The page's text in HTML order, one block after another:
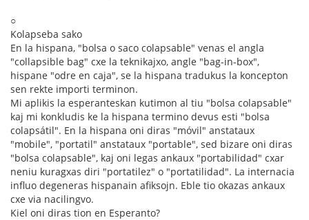
○
Kolapseba sako
En la hispana, "bolsa o saco colapsable" venas el angla
"collapsible bag" cxe la teknikajxo, angle "bag-in-box",
hispane "odre en caja", se la hispana tradukus la koncepton
sen rekte importi terminon.
Mi aplikis la esperanteskan kutimon al tiu "bolsa colapsable"
kaj mi konkludis ke la hispana termino devus esti "bolsa
colapsátil". En la hispana oni diras "móvil" anstataux
"mobile", "portatil" anstataux "portable", sed bizare oni diras
"bolsa colapsable", kaj oni legas ankaux "portabilidad" cxar
neniu kuragxas diri "portatilez" o "portatilidad". La internacia
influo degeneras hispanain afiksojn. Eble tio okazas ankaux
cxe via nacilingvo.
Kiel oni diras tion en Esperanto?